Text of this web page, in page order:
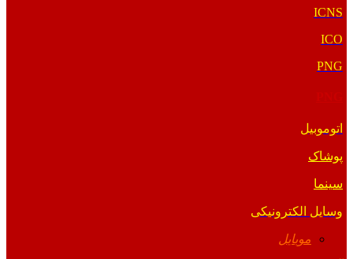
ICNS
ICO
PNG
اتوموبیل
پوشاک
سینما
وسایل الکترونیکی
موبایل